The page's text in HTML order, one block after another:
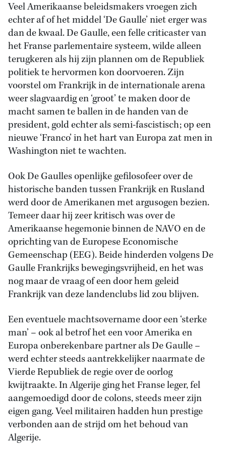
Veel Amerikaanse beleidsmakers vroegen zich
echter af of het middel ‘De Gaulle’ niet erger was
dan de kwaal. De Gaulle, een felle criticaster van
het Franse parlementaire systeem, wilde alleen
terugkeren als hij zijn plannen om de Republiek
politiek te hervormen kon doorvoeren. Zijn
voorstel om Frankrijk in de internationale arena
weer slagvaardig en ‘groot’ te maken door de
macht samen te ballen in de handen van de
president, gold echter als semi-fascistisch; op een
nieuwe ‘Franco’ in het hart van Europa zat men in
Washington niet te wachten.
Ook De Gaulles openlijke gefilosofeer over de
historische banden tussen Frankrijk en Rusland
werd door de Amerikanen met argusogen bezien.
Temeer daar hij zeer kritisch was over de
Amerikaanse hegemonie binnen de NAVO en de
oprichting van de Europese Economische
Gemeenschap (EEG). Beide hinderden volgens De
Gaulle Frankrijks bewegingsvrijheid, en het was
nog maar de vraag of een door hem geleid
Frankrijk van deze landenclubs lid zou blijven.
Een eventuele machtsovername door een ‘sterke
man’ – ook al betrof het een voor Amerika en
Europa onberekenbare partner als De Gaulle –
werd echter steeds aantrekkelijker naarmate de
Vierde Republiek de regie over de oorlog
kwijtraakte. In Algerije ging het Franse leger, fel
aangemoedigd door de colons, steeds meer zijn
eigen gang. Veel militairen hadden hun prestige
verbonden aan de strijd om het behoud van
Algerije.